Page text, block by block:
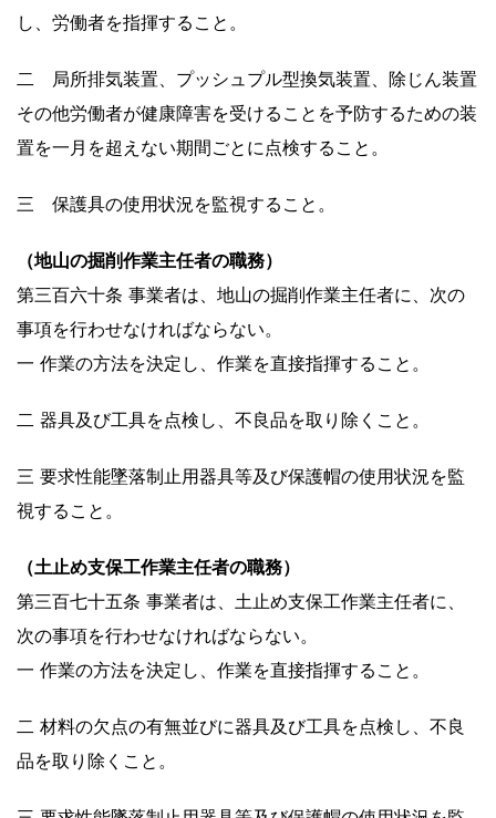
し、労働者を指揮すること。
二 局所排気装置、プッシュプル型換気装置、除じん装置
その他労働者が健康障害を受けることを予防するための装
置を一月を超えない期間ごとに点検すること。
三 保護具の使用状況を監視すること。
（地山の掘削作業主任者の職務）
第三百六十条 事業者は、地山の掘削作業主任者に、次の
事項を行わせなければならない。
一 作業の方法を決定し、作業を直接指揮すること。
二 器具及び工具を点検し、不良品を取り除くこと。
三 要求性能墜落制止用器具等及び保護帽の使用状況を監
視すること。
（土止め支保工作業主任者の職務）
第三百七十五条 事業者は、土止め支保工作業主任者に、
次の事項を行わせなければならない。
一 作業の方法を決定し、作業を直接指揮すること。
二 材料の欠点の有無並びに器具及び工具を点検し、不良
品を取り除くこと。